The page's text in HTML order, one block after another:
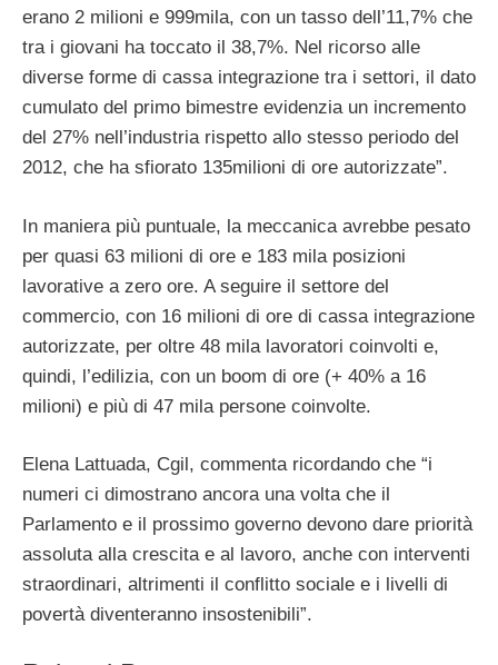
erano 2 milioni e 999mila, con un tasso dell’11,7% che
tra i giovani ha toccato il 38,7%. Nel ricorso alle
diverse forme di cassa integrazione tra i settori, il dato
cumulato del primo bimestre evidenzia un incremento
del 27% nell’industria rispetto allo stesso periodo del
2012, che ha sfiorato 135milioni di ore autorizzate”.
In maniera più puntuale, la meccanica avrebbe pesato
per quasi 63 milioni di ore e 183 mila posizioni
lavorative a zero ore. A seguire il settore del
commercio, con 16 milioni di ore di cassa integrazione
autorizzate, per oltre 48 mila lavoratori coinvolti e,
quindi, l’edilizia, con un boom di ore (+ 40% a 16
milioni) e più di 47 mila persone coinvolte.
Elena Lattuada, Cgil, commenta ricordando che “i
numeri ci dimostrano ancora una volta che il
Parlamento e il prossimo governo devono dare priorità
assoluta alla crescita e al lavoro, anche con interventi
straordinari, altrimenti il conflitto sociale e i livelli di
povertà diventeranno insostenibili”.